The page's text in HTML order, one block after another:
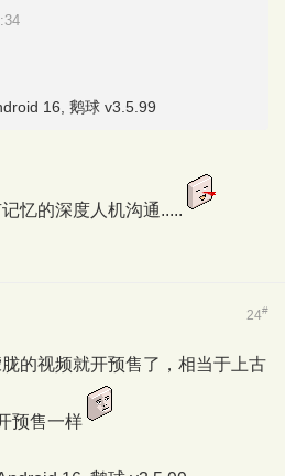
16, 鹅球 v3.5.99
忆的深度人机沟通.....
24#
的视频就开预售了，相当于上古
预售一样